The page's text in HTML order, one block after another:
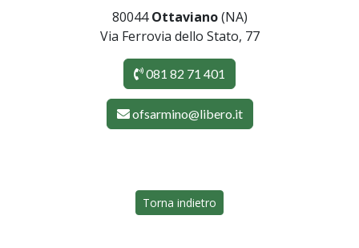
80044Ottaviano(NA)
Via Ferrovia dello Stato, 77
081 82 71 401
ofsarmino@libero.it
Torna indietro